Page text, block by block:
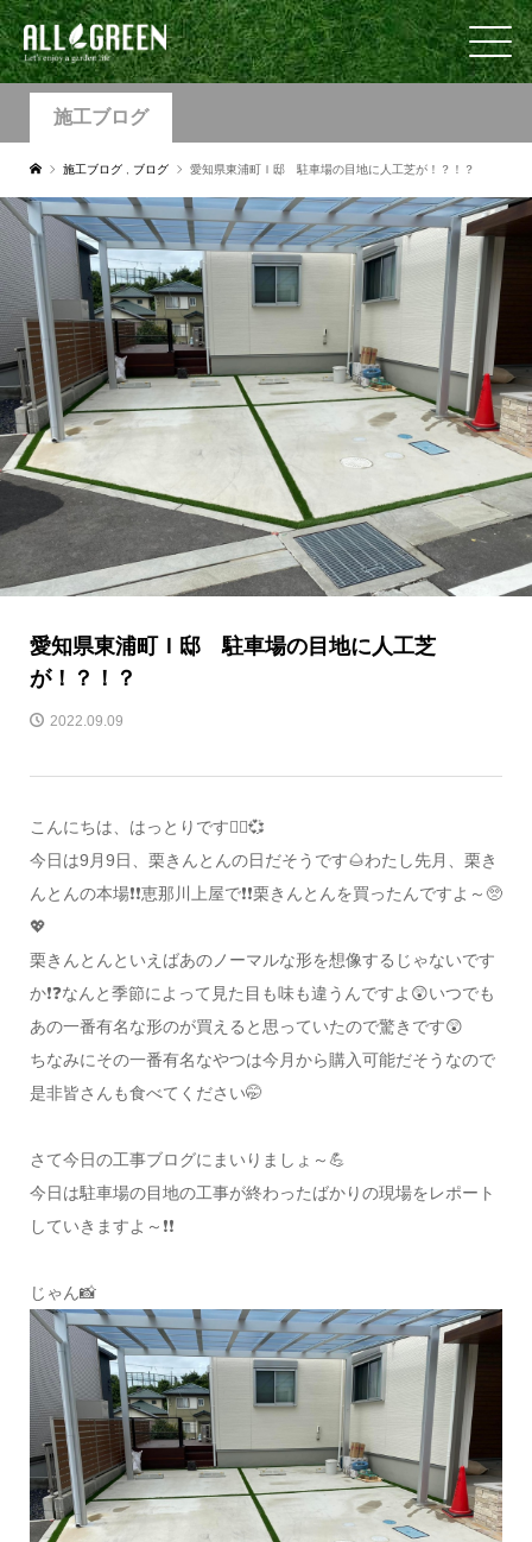
施工ブログ
施工ブログ ブログ 愛知県東浦町Ｉ邸 駐車場の目地に人工芝が！？！？
愛知県東浦町Ｉ邸 駐車場の目地に人工芝
が！？！？
2022.09.09
こんにちは、はっとりです🙋‍♀️💞
今日は9月9日、栗きんとんの日だそうです🌰わたし先月、栗き
んとんの本場❗❗恵那川上屋で❗❗栗きんとんを買ったんですよ～🥺
💖
栗きんとんといえばあのノーマルな形を想像するじゃないです
か❗❓なんと季節によって見た目も味も違うんですよ😲いつでも
あの一番有名な形のが買えると思っていたので驚きです😲
ちなみにその一番有名なやつは今月から購入可能だそうなので
是非皆さんも食べてください🤭
さて今日の工事ブログにまいりましょ～💪
今日は駐車場の目地の工事が終わったばかりの現場をレポート
していきますよ～❗❗
じゃん📸